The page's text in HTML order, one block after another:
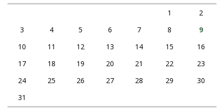
1
2
3
4 5 6 7 8
9
10
11 12 13 14 15
16
17
18 19 20 21 22
23
24
25 26 27 28 29
30
31